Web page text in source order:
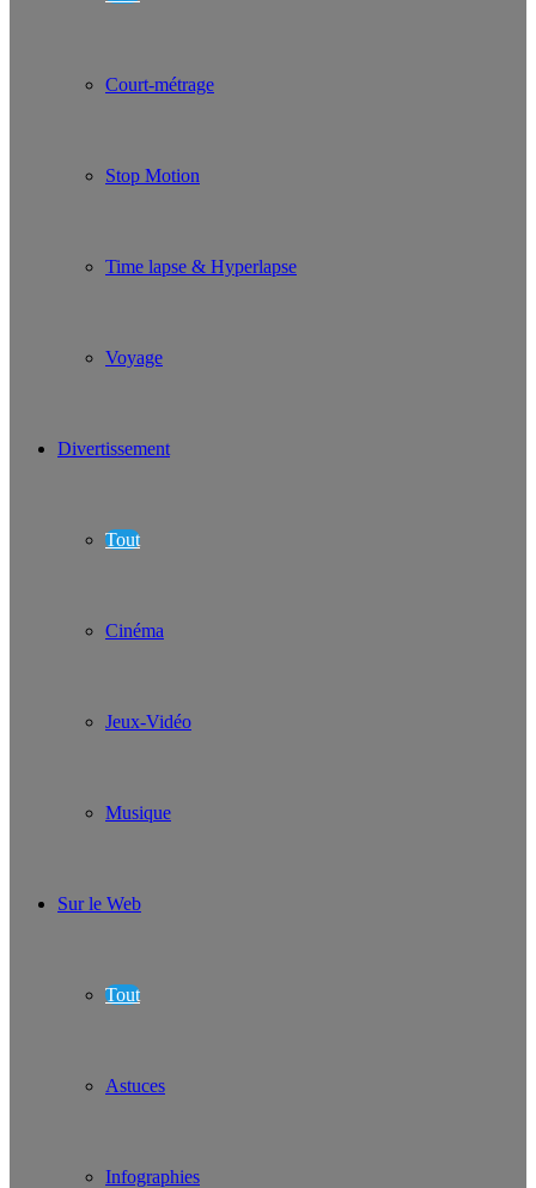
Court-métrage
Stop Motion
Time lapse & Hyperlapse
Voyage
Divertissement
Tout
Cinéma
Jeux-Vidéo
Musique
Sur le Web
Tout
Astuces
Infographies